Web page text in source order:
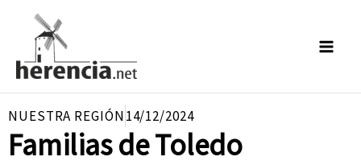
contenido
NUESTRA REGIÓN14/12/2024
Familias de Toledo